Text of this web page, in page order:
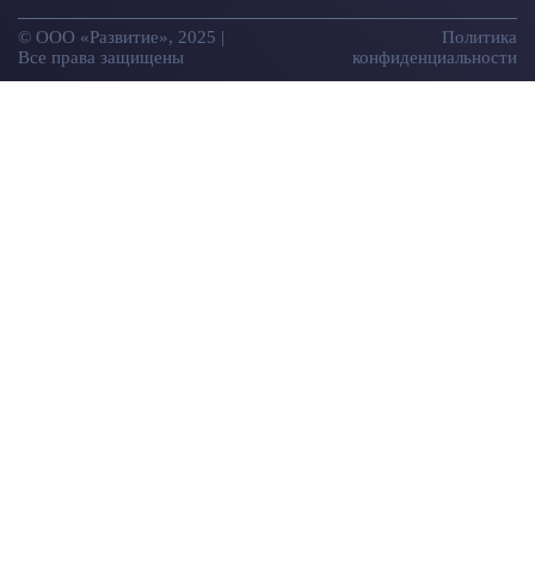
© ООО «Развитие», 2025 |
Все права защищены
Политика
конфиденциальности